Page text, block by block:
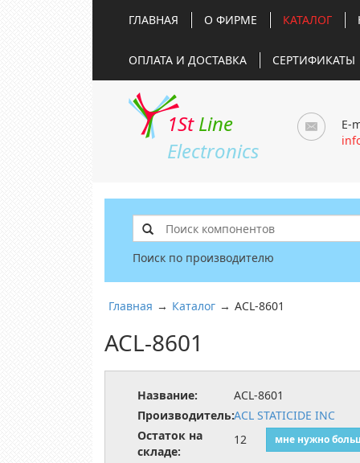
ГЛАВНАЯ О ФИРМЕ КАТАЛОГ
ОПЛАТА И ДОСТАВКА СЕРТИФИКАТЫ
1St Line
Electronics
E-
Поиск по производителю
Главная → Каталог → ACL-8601
ACL-8601
Название:
ACL-8601
Производитель:ACL STATICIDE INC
Остаток на
складе:
12 мне нужно